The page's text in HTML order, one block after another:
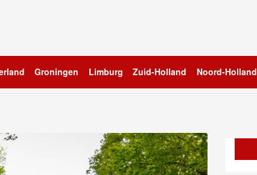
Groningen Limburg Zuid-Holland Noord-Holland